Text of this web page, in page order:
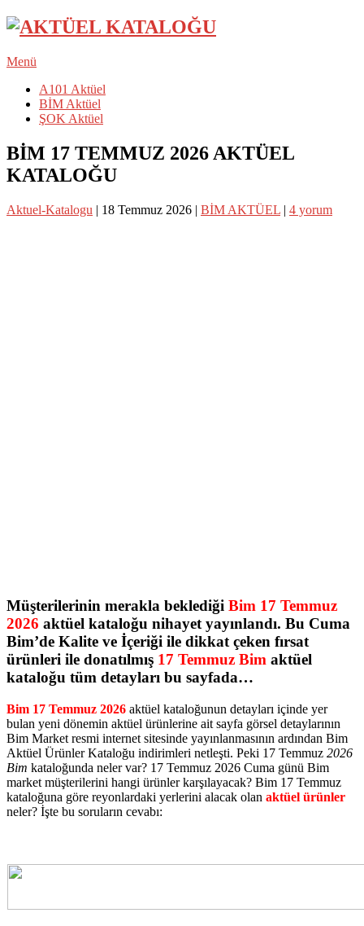
Menü
A101 Aktüel
BİM Aktüel
ŞOK Aktüel
BİM 17 TEMMUZ 2026 AKTÜEL
KATALOĞU
Aktuel-Katalogu | 18 Temmuz 2026 | BİM AKTÜEL | 4 yorum
Müşterilerinin merakla beklediği Bim 17 Temmuz
2026 aktüel kataloğu nihayet yayınlandı. Bu Cuma
Bim’de Kalite ve İçeriği ile dikkat çeken fırsat
ürünleri ile donatılmış 17 Temmuz Bim aktüel
kataloğu tüm detayları bu sayfada…
Bim 17 Temmuz 2026 aktüel kataloğunun detayları içinde yer
bulan yeni dönemin aktüel ürünlerine ait sayfa görsel detaylarının
Bim Market resmi internet sitesinde yayınlanmasının ardından Bim
Aktüel Ürünler Kataloğu indirimleri netleşti. Peki 17 Temmuz 2026
Bim kataloğunda neler var? 17 Temmuz 2026 Cuma günü Bim
market müşterilerini hangi ürünler karşılayacak? Bim 17 Temmuz
kataloğuna göre reyonlardaki yerlerini alacak olan aktüel ürünler
neler? İşte bu soruların cevabı: